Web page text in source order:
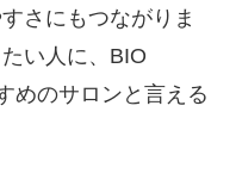
さにもつながりま
い人に、BIO
めのサロンと言える